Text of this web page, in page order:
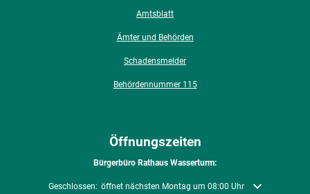
Amtsblatt
Ämter und Behörden
Schadensmelder
Behördennummer 115
Öffnungszeiten
Bürgerbüro Rathaus Wasserturm:
Klicken, um weitere Öffnungs- oder Schließzeiten auszublenden
Geschlossen: öffnet nächsten Montag um 08:00 Uhr